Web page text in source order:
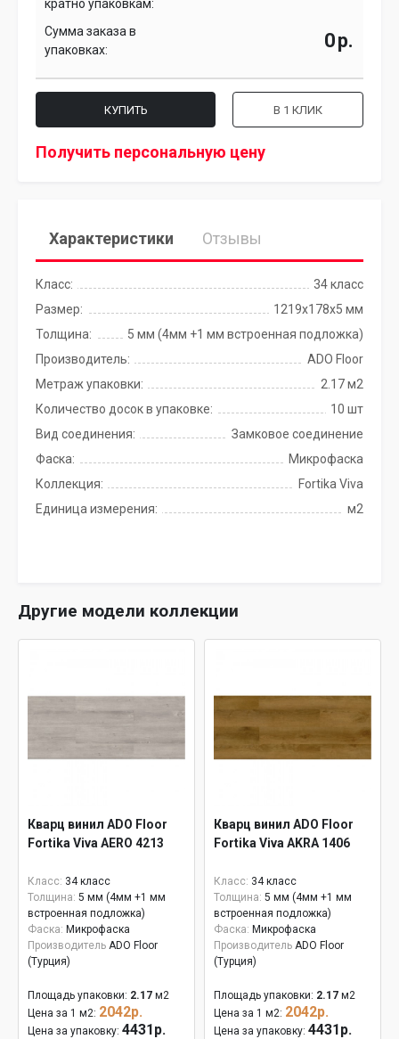
кратно упаковкам:
Сумма заказа в
упаковках:
р.
КУПИТЬ В 1 КЛИК
Получить персональную цену
Характеристики Отзывы
Класс:
34 класс
Размер:
1219x178x5 мм
Толщина:
5 мм (4мм +1 мм встроенная подложка)
Производитель:
ADO Floor
Метраж упаковки:
2.17 м2
Количество досок в упаковке:
10 шт
Вид соединения:
Замковое соединение
Фаска:
Микрофаска
Коллекция:
Fortika Viva
Единица измерения:
м2
Другие модели коллекции
Кварц винил ADO Floor
Fortika Viva AERO 4213
Класс: 34 класс
Толщина: 5 мм (4мм +1 мм
встроенная подложка)
Фаска: Микрофаска
Производитель ADO Floor
(Турция)
Площадь упаковки: 2.17 м2
Цена за 1 м2: 2042р.
Цена за упаковку: 4431р.
Кварц винил ADO Floor
Fortika Viva AKRA 1406
Класс: 34 класс
Толщина: 5 мм (4мм +1 мм
встроенная подложка)
Фаска: Микрофаска
Производитель ADO Floor
(Турция)
Площадь упаковки: 2.17 м2
Цена за 1 м2: 2042р.
Цена за упаковку: 4431р.